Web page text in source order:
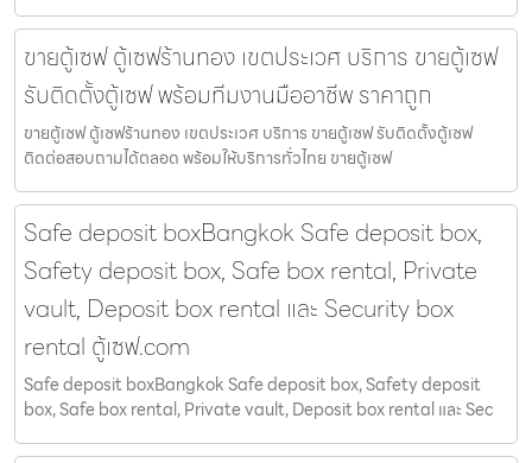
ขายตู้เซฟ ตู้เซฟร้านทอง เขตประเวศ บริการ ขายตู้เซฟ
รับติดตั้งตู้เซฟ พร้อมทีมงานมืออาชีพ ราคาถูก
ขายตู้เซฟ ตู้เซฟร้านทอง เขตประเวศ บริการ ขายตู้เซฟ รับติดตั้งตู้เซฟ
ติดต่อสอบถามได้ตลอด พร้อมให้บริการทั่วไทย ขายตู้เซฟ
Safe deposit boxBangkok Safe deposit box,
Safety deposit box, Safe box rental, Private
vault, Deposit box rental และ Security box
rental ตู้เซฟ.com
Safe deposit boxBangkok Safe deposit box, Safety deposit
box, Safe box rental, Private vault, Deposit box rental และ Sec